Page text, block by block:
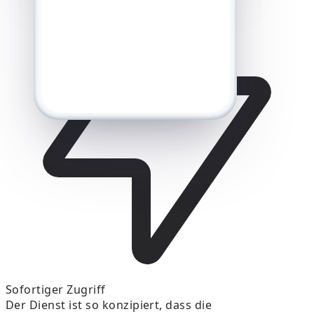
Sofortiger Zugriff
Der Dienst ist so konzipiert, dass die